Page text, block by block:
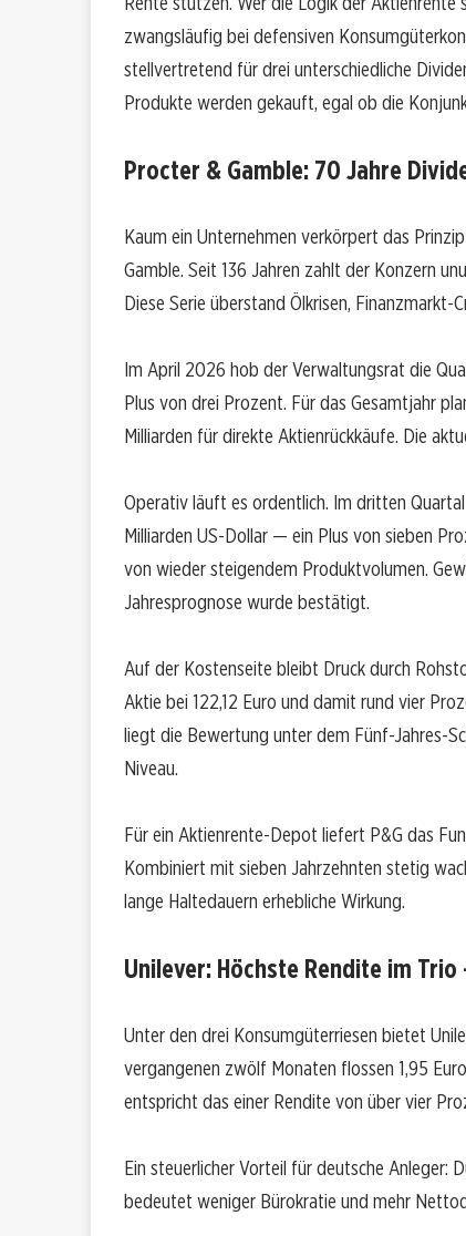
zwangsläufig bei defensiven
stellvertretend für drei unterschiedliche
Produkte werden gekauft, egal ob die
Procter & Gamble: 70 Jahre
Kaum ein Unternehmen verkörpert das
Gamble. Seit 136 Jahren zahlt der Konzern
Diese Serie überstand Ölkrisen, Finanzmarkt-
Im April 2026 hob der Verwaltungsrat die
Plus von drei Prozent. Für das Gesamtjahr
Milliarden für direkte Aktienrückkäufe. Die
Operativ läuft es ordentlich. Im dritten
Milliarden US-Dollar — ein Plus von sieben
von wieder steigendem Produktvolumen.
Jahresprognose wurde bestätigt.
Auf der Kostenseite bleibt Druck durch
Aktie bei 122,12 Euro und damit rund vier
liegt die Bewertung unter dem Fünf-Jahres-
Niveau.
Für ein Aktienrente-Depot liefert P&G das
Kombiniert mit sieben Jahrzehnten stetig
lange Haltedauern erhebliche Wirkung.
Unilever: Höchste Rendite im
Unter den drei Konsumgüterriesen bietet
vergangenen zwölf Monaten flossen 1,95
entspricht das einer Rendite von über vier
Ein steuerlicher Vorteil für deutsche Anleger:
bedeutet weniger Bürokratie und mehr